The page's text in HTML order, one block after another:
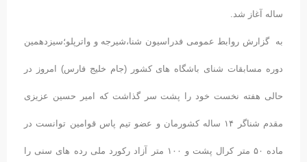
ساله آغاز شد.
به گزارش روابط عمومی فدراسیون شنا،شیرجه و واترپلو؛سیزدهمین
دوره مسابقات شنای باشگاه های کشور (جام خلیج فارس) امروز در
حالی هفته نخست خود را پشت سر گذاشت که امیر حسین عزیزی
مقدم شناگر ۱۴ ساله کشورمان و عضو تیم پاس قوامین توانست در
ماده ۵۰ متر کرال پشت و ۱۰۰ متر آزاد رکورد ملی رده های سنی را